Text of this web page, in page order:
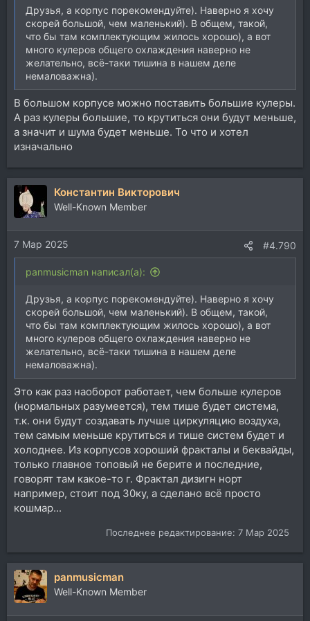
Друзья, а корпус порекомендуйте). Наверно я хочу
скорей большой, чем маленький). В общем, такой,
что бы там комплектующим жилось хорошо), а вот
много кулеров общего охлаждения наверно не
желательно, всё-таки тишина в нашем деле
немаловажна).
В большом корпусе можно поставить большие кулеры.
А раз кулеры большие, то крутиться они будут меньше,
а значит и шума будет меньше. То что и хотел
изначально
Константин Викторович
Well-Known Member
7 Мар 2025 #4.790
panmusicman написал(а):
Друзья, а корпус порекомендуйте). Наверно я хочу
скорей большой, чем маленький). В общем, такой,
что бы там комплектующим жилось хорошо), а вот
много кулеров общего охлаждения наверно не
желательно, всё-таки тишина в нашем деле
немаловажна).
Это как раз наоборот работает, чем больше кулеров
(нормальных разумеется), тем тише будет система,
т.к. они будут создавать лучше циркуляцию воздуха,
тем самым меньше крутиться и тише систем будет и
холоднее. Из корпусов хороший фракталы и беквайды,
только главное топовый не берите и последние,
говорят там какое-то г. Фрактал дизигн норт
например, стоит под 30ку, а сделано всё просто
кошмар...
Последнее редактирование: 7 Мар 2025
panmusicman
Well-Known Member